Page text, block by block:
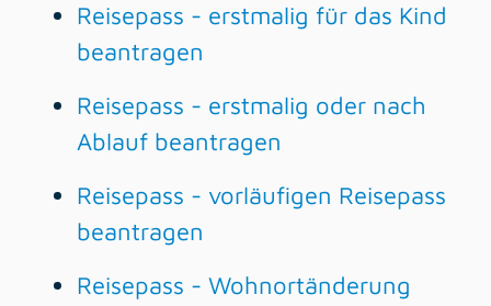
Reisepass - erstmalig für das Kind
beantragen
Reisepass - erstmalig oder nach
Ablauf beantragen
Reisepass - vorläufigen Reisepass
beantragen
Reisepass - Wohnortänderung